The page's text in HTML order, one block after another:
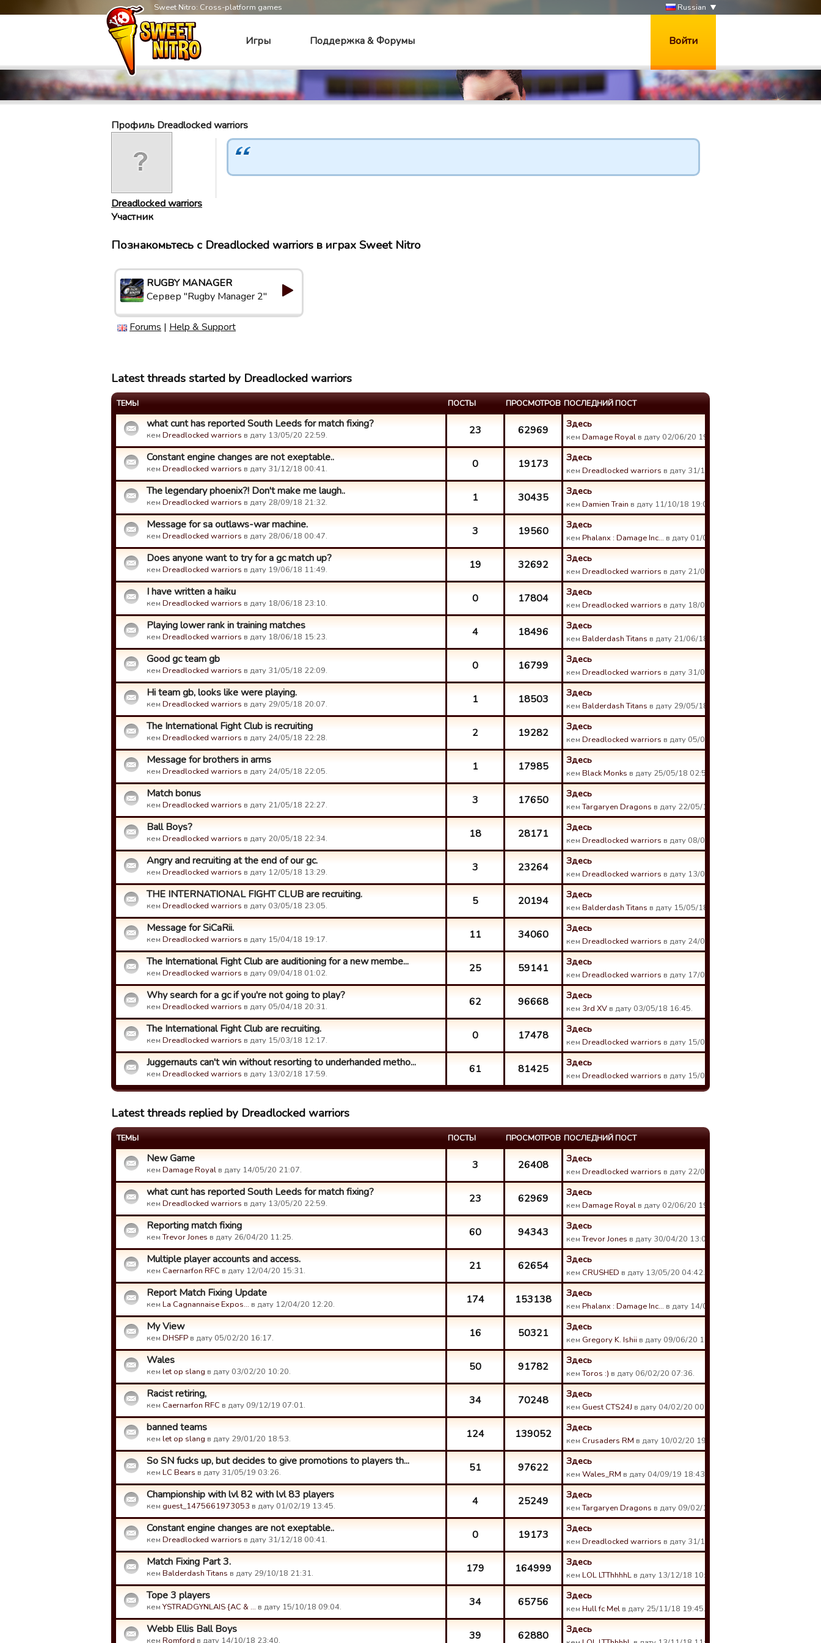
Sweet Nitro: Cross-platform games Russian
Игры Поддержка & Форумы Войти
Профиль Dreadlocked warriors
Dreadlocked warriors
Участник
Познакомьтесь с Dreadlocked warriors в играх Sweet Nitro
RUGBY MANAGER
Сервер "Rugby Manager 2"
Forums | Help & Support
Latest threads started by Dreadlocked warriors
ТЕМЫ ПОСТЫ ПРОСМОТРОВ ПОСЛЕДНИЙ ПОСТ
what cunt has reported South Leeds for match fixing?
кем Dreadlocked warriors в дату 13/05/20 22:59. 23 62969 Здесь
кем Damage Royal в дату 02/06/20 19:18.
Constant engine changes are not exeptable..
кем Dreadlocked warriors в дату 31/12/18 00:41. 0 19173 Здесь
кем Dreadlocked warriors в дату 31/12/18 00:41.
The legendary phoenix?! Don't make me laugh..
кем Dreadlocked warriors в дату 28/09/18 21:32. 1 30435 Здесь
кем Damien Train в дату 11/10/18 19:00.
Message for sa outlaws-war machine.
кем Dreadlocked warriors в дату 28/06/18 00:47. 3 19560 Здесь
кем Phalanx : Damage Inc… в дату 01/07/18 08:29.
Does anyone want to try for a gc match up?
кем Dreadlocked warriors в дату 19/06/18 11:49. 19 32692 Здесь
кем Dreadlocked warriors в дату 21/06/18 21:53.
I have written a haiku
кем Dreadlocked warriors в дату 18/06/18 23:10. 0 17804 Здесь
кем Dreadlocked warriors в дату 18/06/18 23:10.
Playing lower rank in training matches
кем Dreadlocked warriors в дату 18/06/18 15:23. 4 18496 Здесь
кем Balderdash Titans в дату 21/06/18 13:26.
Good gc team gb
кем Dreadlocked warriors в дату 31/05/18 22:09. 0 16799 Здесь
кем Dreadlocked warriors в дату 31/05/18 22:09.
Hi team gb, looks like were playing.
кем Dreadlocked warriors в дату 29/05/18 20:07. 1 18503 Здесь
кем Balderdash Titans в дату 29/05/18 20:10.
The International Fight Club is recruiting
кем Dreadlocked warriors в дату 24/05/18 22:28. 2 19282 Здесь
кем Dreadlocked warriors в дату 05/06/18 17:17.
Message for brothers in arms
кем Dreadlocked warriors в дату 24/05/18 22:05. 1 17985 Здесь
кем Black Monks в дату 25/05/18 02:57.
Match bonus
кем Dreadlocked warriors в дату 21/05/18 22:27. 3 17650 Здесь
кемTargaryen Dragons в дату 22/05/18 01:52.
Ball Boys?
кем Dreadlocked warriors в дату 20/05/18 22:34. 18 28171 Здесь
кем Dreadlocked warriors в дату 08/06/18 19:09.
Angry and recruiting at the end of our gc.
кем Dreadlocked warriors в дату 12/05/18 13:29. 3 23264 Здесь
кем Dreadlocked warriors в дату 13/05/18 10:34.
THE INTERNATIONAL FIGHT CLUB are recruiting.
кем Dreadlocked warriors в дату 03/05/18 23:05. 5 20194 Здесь
кем Balderdash Titans в дату 15/05/18 08:59.
Message for SiCaRii.
кем Dreadlocked warriors в дату 15/04/18 19:17. 11 34060 Здесь
кем Dreadlocked warriors в дату 24/04/18 00:50.
The International Fight Club are auditioning for a new membe...
кем Dreadlocked warriors в дату 09/04/18 01:02. 25 59141 Здесь
кем Dreadlocked warriors в дату 17/04/18 17:20.
Why search for a gc if you're not going to play?
кем Dreadlocked warriors в дату 05/04/18 20:31. 62 96668 Здесь
кем 3rd XV в дату 03/05/18 16:45.
The International Fight Club are recruiting.
кем Dreadlocked warriors в дату 15/03/18 12:17. 0 17478 Здесь
кем Dreadlocked warriors в дату 15/03/18 12:17.
Juggernauts can't win without resorting to underhanded metho...
кем Dreadlocked warriors в дату 13/02/18 17:59. 61 81425 Здесь
кем Dreadlocked warriors в дату 15/02/18 00:33.
Latest threads replied by Dreadlocked warriors
ТЕМЫ ПОСТЫ ПРОСМОТРОВ ПОСЛЕДНИЙ ПОСТ
New Game
кем Damage Royal в дату 14/05/20 21:07. 3 26408 Здесь
кем Dreadlocked warriors в дату 22/05/20 01:27.
what cunt has reported South Leeds for match fixing?
кем Dreadlocked warriors в дату 13/05/20 22:59. 23 62969 Здесь
кем Damage Royal в дату 02/06/20 19:18.
Reporting match fixing
кемTrevor Jones в дату 26/04/20 11:25. 60 94343 Здесь
кемTrevor Jones в дату 30/04/20 13:02.
Multiple player accounts and access.
кем Caernarfon RFC в дату 12/04/20 15:31. 21 62654 Здесь
кем CRUSHED в дату 13/05/20 04:42.
Report Match Fixing Update
кем La Cagnannaise Expos… в дату 12/04/20 12:20. 174 153138 Здесь
кем Phalanx : Damage Inc… в дату 14/04/20 08:17.
My View
кем DHSFP в дату 05/02/20 16:17. 16 50321 Здесь
кем Gregory K. Ishii в дату 09/06/20 13:23.
Wales
кем let op slang в дату 03/02/20 10:20. 50 91782 Здесь
кемToros :) в дату 06/02/20 07:36.
Racist retiring,
кем Caernarfon RFC в дату 09/12/19 07:01. 34 70248 Здесь
кем Guest CTS24J в дату 04/02/20 00:11.
banned teams
кем let op slang в дату 29/01/20 18:53. 124 139052 Здесь
кем Crusaders RM в дату 10/02/20 19:20.
So SN fucks up, but decides to give promotions to players th...
кем LC Bears в дату 31/05/19 03:26. 51 97622 Здесь
кем Wales_RM в дату 04/09/19 18:43.
Championship with lvl 82 with lvl 83 players
кем guest_1475661973053 в дату 01/02/19 13:45. 4 25249 Здесь
кемTargaryen Dragons в дату 09/02/19 22:35.
Constant engine changes are not exeptable..
кем Dreadlocked warriors в дату 31/12/18 00:41. 0 19173 Здесь
кем Dreadlocked warriors в дату 31/12/18 00:41.
Match Fixing Part 3.
кем Balderdash Titans в дату 29/10/18 21:31. 179 164999 Здесь
кем LOL LTThhhhL в дату 13/12/18 10:13.
Tope 3 players
кем YSTRADGYNLAIS {AC & … в дату 15/10/18 09:04. 34 65756 Здесь
кем Hull fc Mel в дату 25/11/18 19:45.
Webb Ellis Ball Boys
кем Romford в дату 14/10/18 23:40. 39 62880 Здесь